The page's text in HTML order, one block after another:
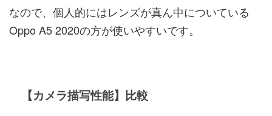
なので、個人的にはレンズが真ん中についている
Oppo A5 2020の方が使いやすいです。
【カメラ描写性能】比較